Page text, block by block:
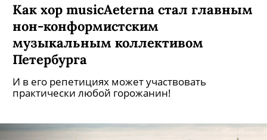
Как хор musicAeterna стал главным
нон-конформистским
музыкальным коллективом
Петербурга
И в его репетициях может участвовать
практически любой горожанин!